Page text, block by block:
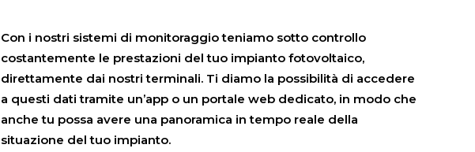
Con i nostri sistemi di monitoraggio teniamo sotto controllo
costantemente le prestazioni del tuo impianto fotovoltaico,
direttamente dai nostri terminali. Ti diamo la possibilità di accedere
a questi dati tramite un’app o un portale web dedicato, in modo che
anche tu possa avere una panoramica in tempo reale della
situazione del tuo impianto.